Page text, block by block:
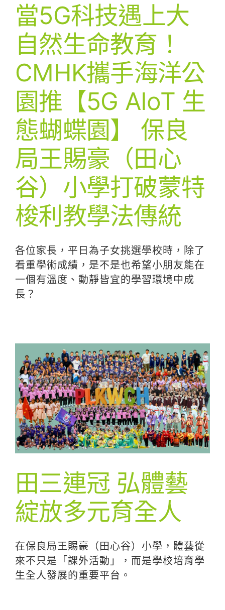
當5G科技遇上大
自然生命教育！
CMHK攜手海洋公
園推【5G AIoT 生
態蝴蝶園】 保良
局王賜豪（田心
谷）小學打破蒙特
梭利教學法傳統
各位家長，平日為子女挑選學校時，除了
看重學術成績，是不是也希望小朋友能在
一個有溫度、動靜皆宜的學習環境中成
長？
田三連冠 弘體藝
綻放多元育全人
在保良局王賜豪（田心谷）小學，體藝從
來不只是「課外活動」，而是學校培育學
生全人發展的重要平台。